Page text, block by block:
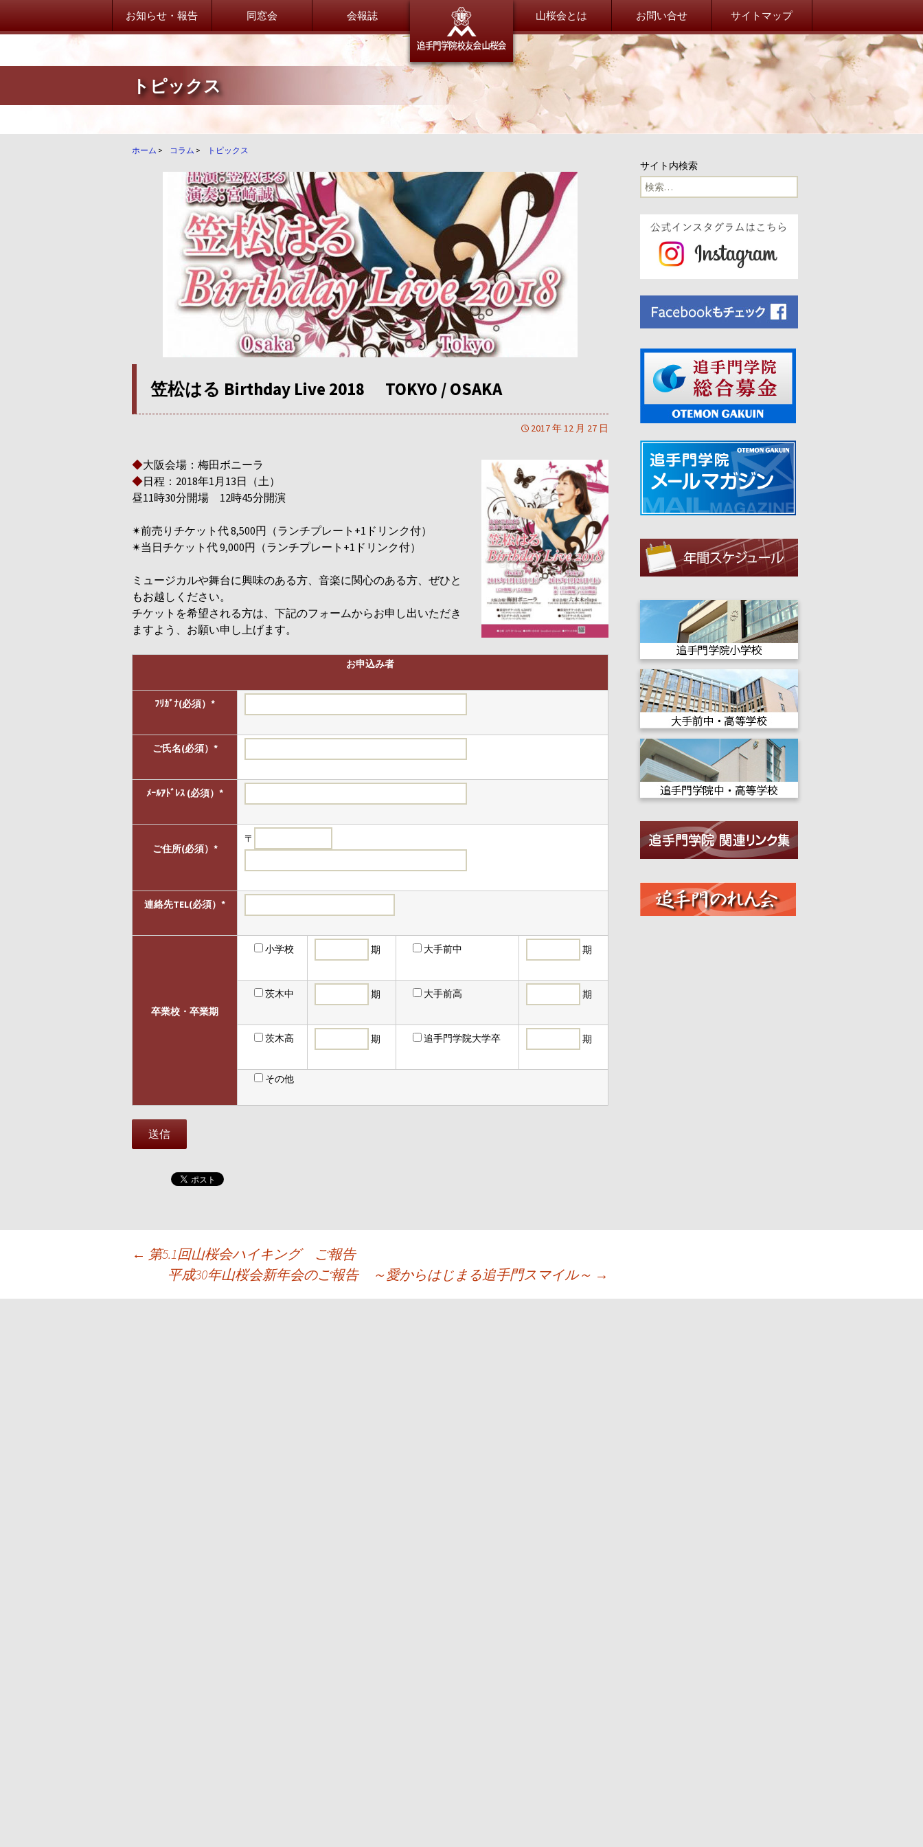
追手門学院校友会 山桜会オフィシ
お知らせ・報告
山桜会からのお知らせ
山桜会からのお知らせ
卒業生だより！
卒業生からのご案内
学校・在校生だより
学校・在校生からのご案内
委員会だより
総務委員会
会員交流委員会
同窓会サポート委員会
特別委員会
総会・新年会
総会・新年会について
山桜会会員のご紹介
恩師のいま
全体
小学校
大手前中・高等学校
茨木中・高等学校
退職OB／OG
事務局だより
事務局からのお知らせ
100周年
同窓会 会報誌 山桜会とは お問い合せ サイトマップ
トピックス
ホーム > コラム > トピックス
笠松はる Birthday Live 2018 TOKYO / OSAKA
2017 年 12 月 27 日
◆大阪会場：梅田ボニーラ
◆日程：2018年1月13日（土）
昼11時30分開場 12時45分開演
✴︎前売りチケット代 8,500円（ランチプレート+1ドリンク付）
✴︎当日チケット代 9,000円（ランチプレート+1ドリンク付）
ミュージカルや舞台に興味のある方、音楽に関心のある方、ぜひと
もお越しください。
チケットを希望される方は、下記のフォームからお申し出いただき
ますよう、お願い申し上げます。
お申込み者
ﾌﾘｶﾞﾅ(必須）*
ご氏名(必須）*
ﾒｰﾙｱﾄﾞﾚｽ (必須）*
ご住所(必須）*
〒
連絡先TEL(必須）*
卒業校・卒業期
小学校 期 大手前中 期
茨木中 期 大手前高 期
茨木高 期 追手門学院大学卒 期
その他
← 第5.1回山桜会ハイキング ご報告
平成30年山桜会新年会のご報告 ～愛からはじまる追手門スマイル～ →
サイト内検索
検
索: